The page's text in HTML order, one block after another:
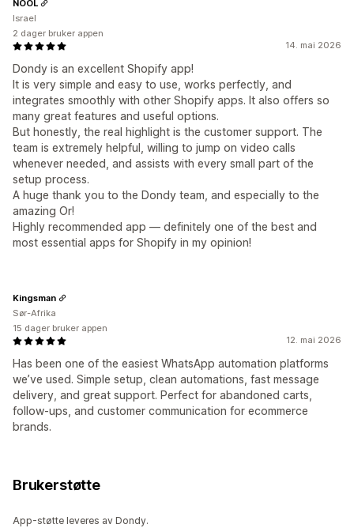
14. mai 2026
Dondy is an excellent Shopify app!
It is very simple and easy to use, works perfectly, and
integrates smoothly with other Shopify apps. It also offers so
many great features and useful options.
But honestly, the real highlight is the customer support. The
team is extremely helpful, willing to jump on video calls
whenever needed, and assists with every small part of the
setup process.
A huge thank you to the Dondy team, and especially to the
amazing Or!
Highly recommended app — definitely one of the best and
most essential apps for Shopify in my opinion!
NOOL
Israel
2 dager bruker appen
12. mai 2026
Has been one of the easiest WhatsApp automation platforms
we’ve used. Simple setup, clean automations, fast message
delivery, and great support. Perfect for abandoned carts,
follow-ups, and customer communication for ecommerce
brands.
Kingsman
Sør-Afrika
15 dager bruker appen
Brukerstøtte
App-støtte leveres av Dondy.